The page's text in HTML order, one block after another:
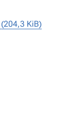
(204,3 KiB)